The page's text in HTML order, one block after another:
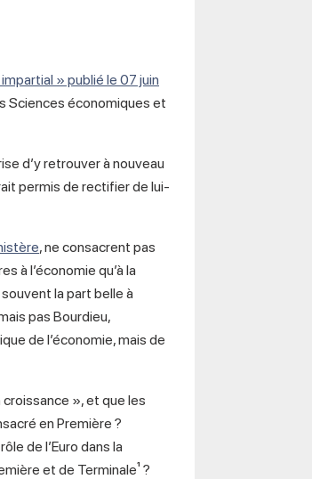
» publié le 07 juin
Sciences économiques et
d’y retrouver à nouveau
permis de rectifier de lui-
, ne consacrent pas
à l’économie qu’à la
la part belle à
pas Bourdieu,
de l’économie, mais de
croissance », et que les
en Première ?
de l’Euro dans la
et de Terminale¹ ?